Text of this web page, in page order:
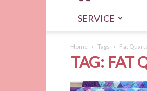
SERVICE
Home Tags Fat
TAG: FAT